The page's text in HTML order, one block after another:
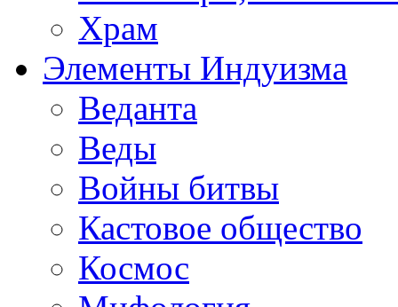
Храм
Элементы Индуизма
Веданта
Веды
Войны битвы
Кастовое общество
Космос